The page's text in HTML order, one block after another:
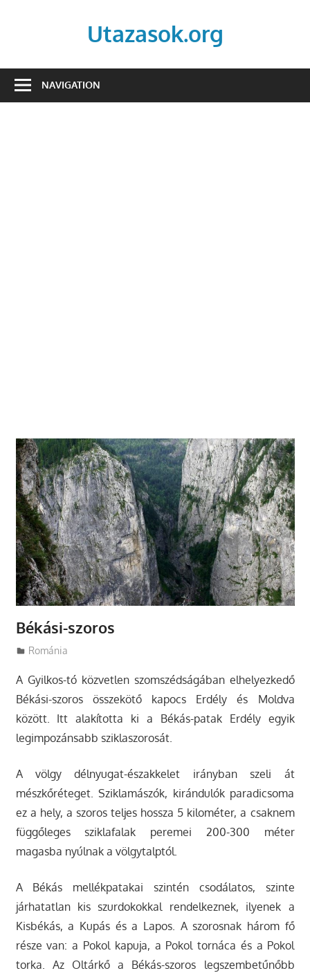
Utazasok.org
NAVIGATION
Békási-szoros
Utazasok.org
Románia
A Gyilkos-tó közvetlen szomszédságában elhelyezkedő
Békási-szoros összekötő kapocs Erdély és Moldva
között. Itt alakította ki a Békás-patak Erdély egyik
legimpozánsabb sziklaszorosát.
A völgy délnyugat-északkelet irányban szeli át
mészkőréteget. Sziklamászók, kirándulók paradicsoma
ez a hely, a szoros teljes hossza 5 kilométer, a csaknem
függőleges sziklafalak peremei 200-300 méter
magasba nyúlnak a völgytalptól.
A Békás mellékpatakai szintén csodálatos, szinte
járhatatlan kis szurdokokkal rendelkeznek, ilyenek a
Kisbékás, a Kupás és a Lapos. A szorosnak három fő
része van: a Pokol kapuja, a Pokol tornáca és a Pokol
torka. Az Oltárkő a Békás-szoros legszembetűnőbb